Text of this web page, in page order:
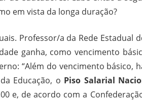
em vista da longa duração?
Professor/a da Rede Estadual
ganha, como vencimento
“Além do vencimento básico,
Educação, o Piso Salarial
e, de acordo com a